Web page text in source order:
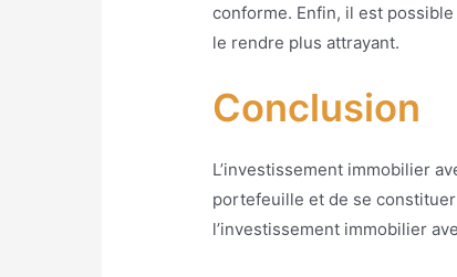
conforme. Enfin, il est
le rendre plus attrayant.
Conclusion
L’investissement immobilier
portefeuille et de se
l’investissement immobilier